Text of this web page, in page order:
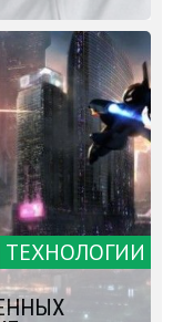
ТЕХНОЛОГИИ